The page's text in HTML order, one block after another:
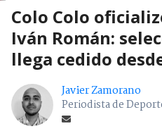
Colo Colo
Iván Román:
llega cedido
Javier Zamorano
Periodista de